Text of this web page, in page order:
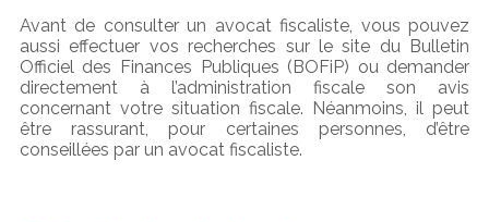
Avant de consulter un avocat fiscaliste, vous pouvez
aussi effectuer vos recherches sur le site du Bulletin
Officiel des Finances Publiques (BOFiP) ou demander
directement à l’administration fiscale son avis
concernant votre situation fiscale. Néanmoins, il peut
être rassurant, pour certaines personnes, d’être
conseillées par un avocat fiscaliste.